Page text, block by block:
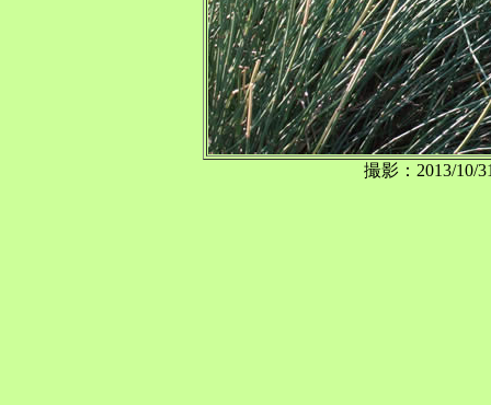
撮影：2013/10/